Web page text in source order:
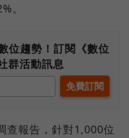
。
位趨勢！訂閱《數位
群活動訊息
查報告，針對1,000位